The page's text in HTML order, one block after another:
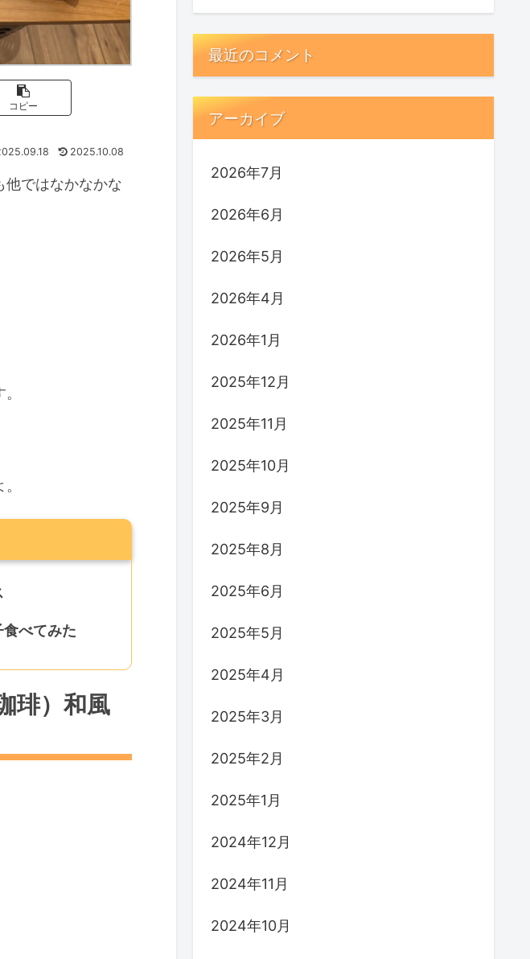
コピー
2025.10.08
他ではなかなかな
べてみた
琲）和風
最近のコメント
アーカイブ
2026年7月
2026年6月
2026年5月
2026年4月
2026年1月
2025年12月
2025年11月
2025年10月
2025年9月
2025年8月
2025年6月
2025年5月
2025年4月
2025年3月
2025年2月
2025年1月
2024年12月
2024年11月
2024年10月